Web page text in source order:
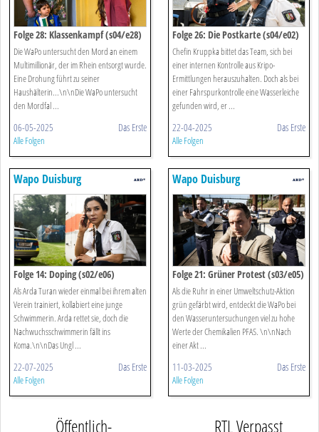
Folge 28: Klassenkampf (s04/e28)
Die WaPo untersucht den Mord an einem
Multimillionär, der im Rhein entsorgt wurde.
Eine Drohung führt zu seiner
Haushälterin...\n\nDie WaPo untersucht
den Mordfal ...
06-05-2025 Das Erste
Alle Folgen
Folge 26: Die Postkarte (s04/e02)
Chefin Kruppka bittet das Team, sich bei
einer internen Kontrolle aus Kripo-
Ermittlungen herauszuhalten. Doch als bei
einer Fahrspurkontrolle eine Wasserleiche
gefunden wird, er ...
22-04-2025 Das Erste
Alle Folgen
Wapo Duisburg
Folge 14: Doping (s02/e06)
Als Arda Turan wieder einmal bei ihrem alten
Verein trainiert, kollabiert eine junge
Schwimmerin. Arda rettet sie, doch die
Nachwuchsschwimmerin fällt ins
Koma.\n\nDas Ungl ...
22-07-2025 Das Erste
Alle Folgen
Wapo Duisburg
Folge 21: Grüner Protest (s03/e05)
Als die Ruhr in einer Umweltschutz-Aktion
grün gefärbt wird, entdeckt die WaPo bei
den Wasseruntersuchungen viel zu hohe
Werte der Chemikalien PFAS. \n\nNach
einer Akt ...
11-03-2025 Das Erste
Alle Folgen
Öffentlich- RTL Verpasst